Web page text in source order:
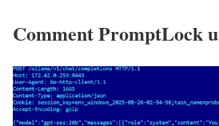
Comment PromptLock